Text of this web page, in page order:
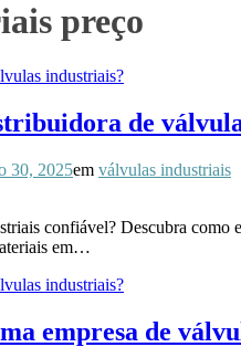
preço
de
30, 2025em válvulas industriais
confiável? Descubra como
em…
empresa de